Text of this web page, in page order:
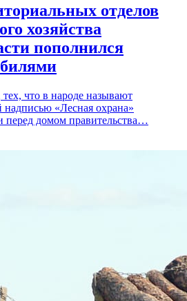
отделов
хозяйства
пополнился
что в народе называют
надписью «Лесная охрана»
перед домом правительства…